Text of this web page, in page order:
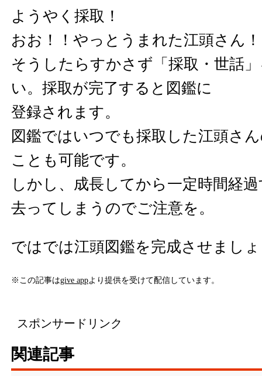
ようやく採取！
おお！！やっとうまれた江頭さん！
そうしたらすかさず「採取・世話
い。採取が完了すると図鑑に
登録されます。
図鑑ではいつでも採取した江頭さ
ことも可能です。
しかし、成長してから一定時間経
去ってしまうのでご注意を。
ではでは江頭図鑑を完成させまし
※この記事はgive appより提供を受けて配信しています。
スポンサードリンク
関連記事